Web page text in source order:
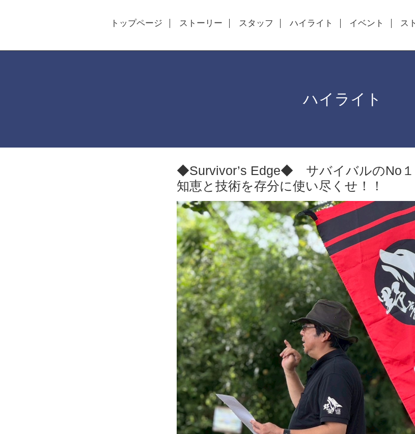
トップページ ストーリー スタッフ ハイライト イベント ス
ハイライト
◆Survivor’s Edge◆ サバイバルのNo
知恵と技術を存分に使い尽くせ！！